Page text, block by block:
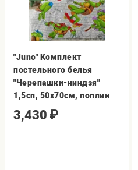
"Juno" Комплект
постельного белья
"Черепашки-ниндзя"
1,5сп, 50х70см, поплин
3,430 ₽